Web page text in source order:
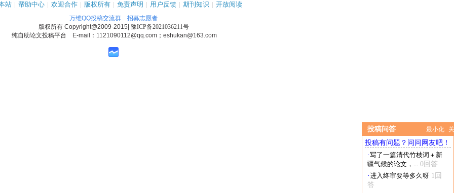
投稿问答 最小化
投稿有问题？问问网友吧！
·写了一篇清代竹枝词＋新
疆气候的论文，... 0回答
·进入终审要等多久呀 1回
答
站 | 帮助中心 | 欢迎合作 | 版权所有 | 免责声明 | 用户反馈 | 期刊知识 | 开放阅读
万维QQ投稿交流群
招募志愿者
版权所有 Copyright@2009-2015 豫ICP备2021036211号
纯自助论文投稿平台 E-mail：1121090112@qq.com；eshukan@163.com